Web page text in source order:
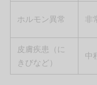
ホルモン異常 非
皮膚疾患（に
きびなど）
中